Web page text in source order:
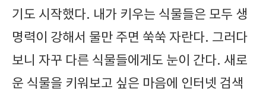
기도 시작했다. 내가 키우는 식물들은 모두 생
명력이 강해서 물만 주면 쑥쑥 자란다. 그러다
보니 자꾸 다른 식물들에게도 눈이 간다. 새로
운 식물을 키워보고 싶은 마음에 인터넷 검색